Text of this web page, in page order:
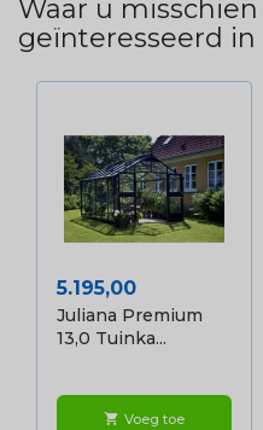
Waar u
geïnteresseerd
Prijs
5.195,00
Juliana Premium
13,0 Tuinka...
shopping_cart Voeg toe